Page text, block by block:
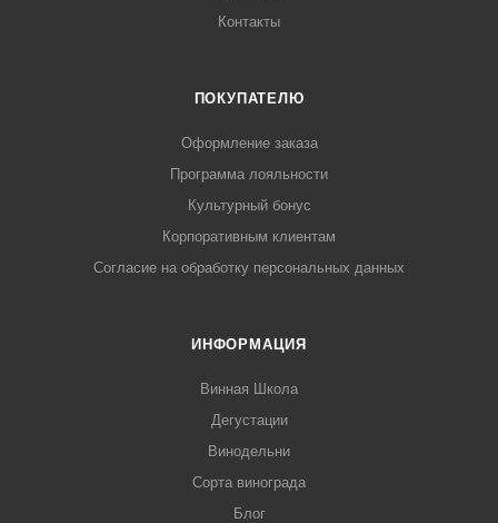
Контакты
ПОКУПАТЕЛЮ
Оформление заказа
Программа лояльности
Культурный бонус
Корпоративным клиентам
Согласие на обработку персональных данных
ИНФОРМАЦИЯ
Винная Школа
Дегустации
Винодельни
Сорта винограда
Блог